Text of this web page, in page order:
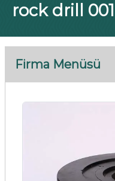
rock drill 001
Firma Menüsü